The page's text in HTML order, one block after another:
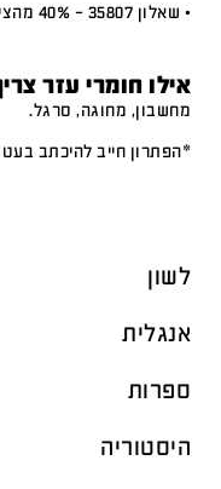
• שאלון 35807 – 40% מהציון
אילו חומרי עזר
מחשבון, מחוגה, סרגל.
*הפתרון חייב להיכתב בעט
לשון
אנגלית
ספרות
היסטוריה